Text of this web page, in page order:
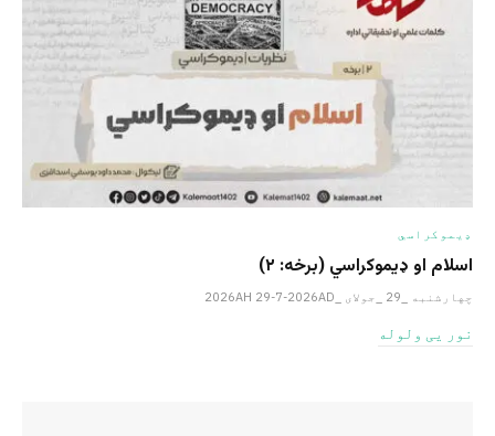
ډیموکراسي
اسلام او ډیموکراسي (برخه: ۲)
چهارشنبه _29 _جولای _2026AH 29-7-2026AD
نور یی ولوله